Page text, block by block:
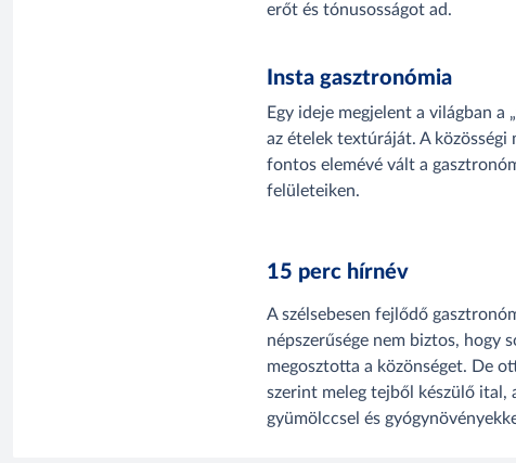
erőt és tónusosságot ad.
Insta gasztronómia
Egy ideje megjelent a világban
az ételek textúráját. A közösségi
fontos elemévé vált a
felületeiken.
15 perc hírnév
A szélsebesen fejlődő
népszerűsége nem biztos, hogy
megosztotta a közönséget. De
szerint meleg tejből készülő ital,
gyümölccsel és